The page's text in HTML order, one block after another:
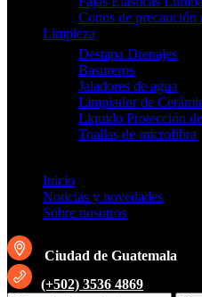
Conos de precaución
Limpieza
Destapa Drenajes
Basureros
Jaladores de agua
Limpiador de
Liquido Protección
Toallas de microfibra
Inicio
Noticias y novedades
Sobre nosotros
Ciudad de Guatemala
(+502) 3536 4869